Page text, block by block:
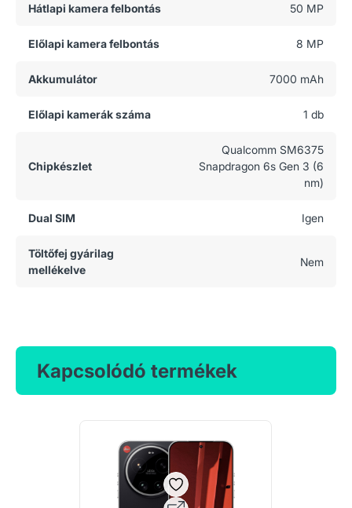
Hátlapi kamera felbontás 50 MP
Előlapi kamera felbontás 8 MP
Akkumulátor 7000 mAh
Előlapi kamerák száma 1 db
Chipkészlet
Qualcomm SM6375
Snapdragon 6s Gen 3 (6
nm)
Dual SIM Igen
Töltőfej gyárilag
mellékelve
Nem
Kapcsolódó termékek